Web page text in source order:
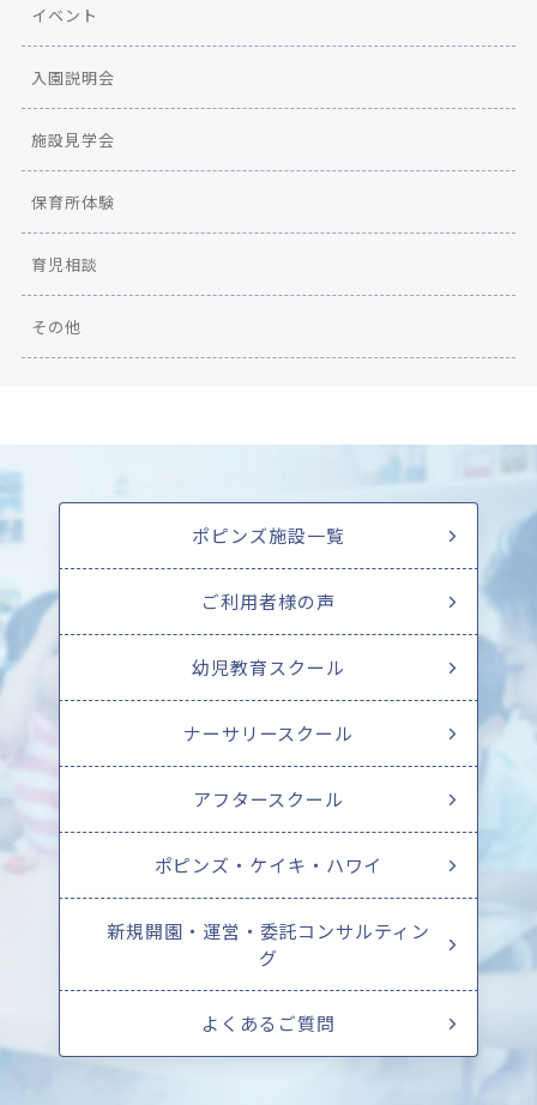
イベント
入園説明会
施設見学会
保育所体験
育児相談
その他
ポピンズ施設一覧
ご利用者様の声
幼児教育スクール
ナーサリースクール
アフタースクール
ポピンズ・ケイキ・ハワイ
新規開園・運営・委託コンサルティン
グ
よくあるご質問